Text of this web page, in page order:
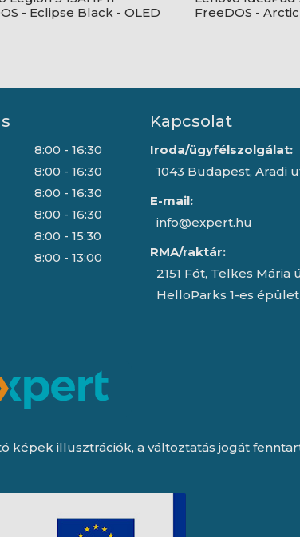
- Eclipse Black - OLED
FreeDOS -
8:00 - 16:30
8:00 - 16:30
8:00 - 16:30
8:00 - 16:30
8:00 - 15:30
8:00 - 13:00
Kapcsolat
Iroda/ügyfélszolgálat:
1043 Budapest, Aradi
E-mail:
info@expert.hu
RMA/raktár:
2151 Fót, Telkes Mária
HelloParks 1-es épület
képek illusztrációk, a változtatás jogát